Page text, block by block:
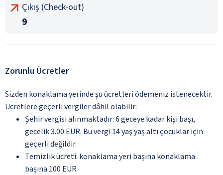
Çıkış (Check-out)
9
Zorunlu Ücretler
Sizden konaklama yerinde şu ücretleri ödemeniz istenecektir.
Ücretlere geçerli vergiler dâhil olabilir:
Şehir vergisi alınmaktadır: 6 geceye kadar kişi başı,
gecelik 3.00 EUR. Bu vergi 14 yaş yaş altı çocuklar için
geçerli değildir.
Temizlik ücreti: konaklama yeri başına konaklama
başına 100 EUR